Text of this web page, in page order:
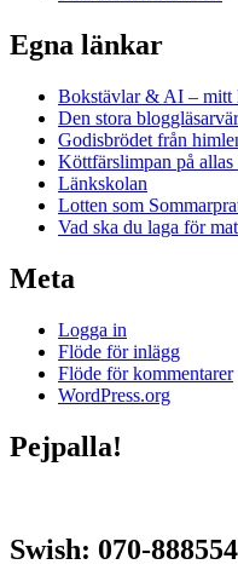
Egna länkar
Bokstävlar & AI – mitt
Den stora
Godisbrödet från
Köttfärslimpan på allas
Länkskolan
Lotten som
Vad ska du laga för
Meta
Logga in
Flöde för inlägg
Flöde för kommentarer
WordPress.org
Pejpalla!
Swish: 070-